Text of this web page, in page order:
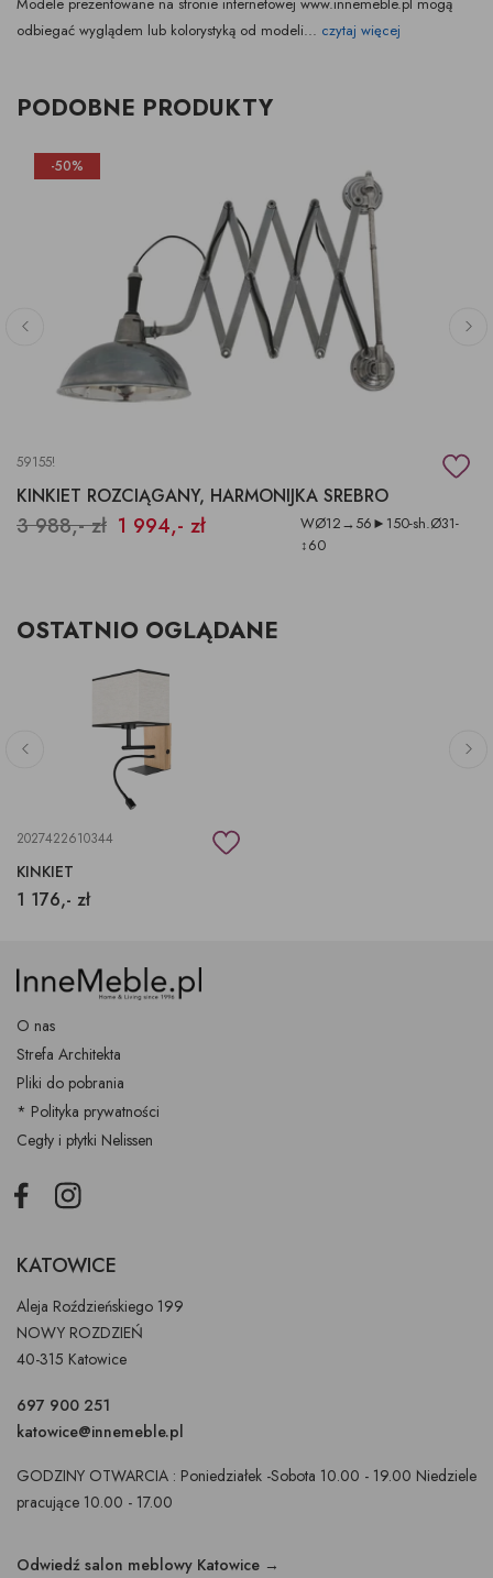
odbiegać wyglądem lub kolorystyką od modeli... czytaj więcej
PODOBNE PRODUKTY
-50%
59155!
KINKIET ROZCIĄGANY, HARMONIJKA SREBRO
3 988,- zł 1 994,- zł
WØ12→56►150-sh.Ø31-
↕60
OSTATNIO OGLĄDANE
2027422610344
KINKIET
1 176,- zł
O nas
Strefa Architekta
Pliki do pobrania
* Polityka prywatności
Cegły i płytki Nelissen
FacebookInstagram
KATOWICE
Aleja Roździeńskiego 199
NOWY ROZDZIEŃ
40-315 Katowice
697 900 251
katowice@innemeble.pl
GODZINY OTWARCIA : Poniedziałek -Sobota 10.00 - 19.00 Niedziele
pracujące 10.00 - 17.00
Odwiedź salon meblowy Katowice →